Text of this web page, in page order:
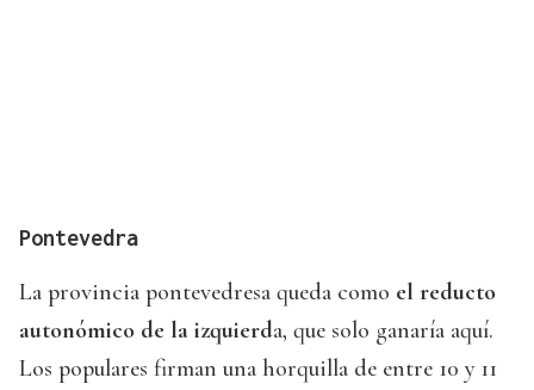
Pontevedra
La provincia pontevedresa queda como el reducto
autonómico de la izquierda, que solo ganaría aquí.
Los populares firman una horquilla de entre 10 y 11